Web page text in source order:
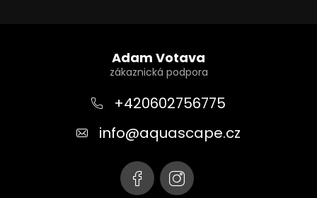
Adam Votava
+420602756775
info@aquascape.cz